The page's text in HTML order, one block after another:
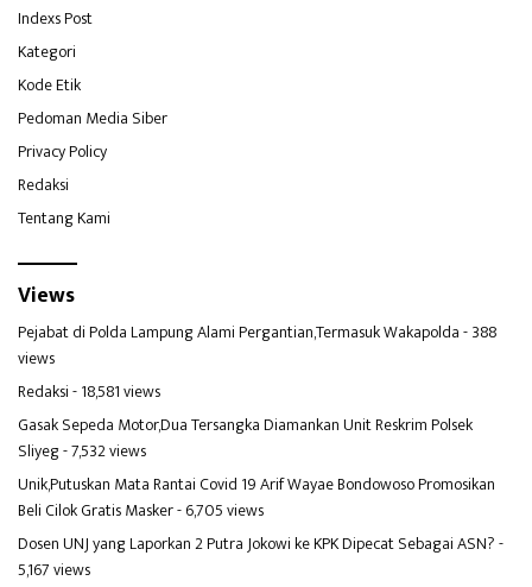
Indexs Post
Kategori
Kode Etik
Pedoman Media Siber
Privacy Policy
Redaksi
Tentang Kami
Views
Pejabat di Polda Lampung Alami Pergantian,Termasuk Wakapolda- 388
views
Redaksi- 18,581 views
Gasak Sepeda Motor,Dua Tersangka Diamankan Unit Reskrim Polsek
Sliyeg- 7,532 views
Unik,Putuskan Mata Rantai Covid 19 Arif Wayae Bondowoso Promosikan
Beli Cilok Gratis Masker- 6,705 views
Dosen UNJ yang Laporkan 2 Putra Jokowi ke KPK Dipecat Sebagai ASN?-
5,167 views